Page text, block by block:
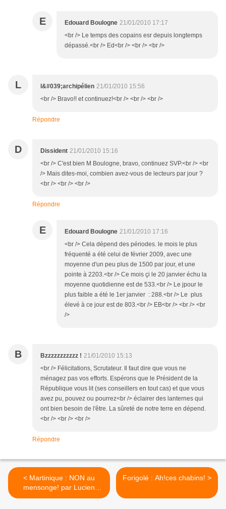
E Edouard Boulogne 21/01/2010 17:17
<br /> Le temps des copains esr depuis longtemps
dépassé.<br /> Ed<br /> <br /> <br />
L l&#039;archipélien 21/01/2010 15:56
<br /> Bravo!! et continuez!<br /> <br /> <br />
Répondre
D Dissident 21/01/2010 15:16
<br /> C'est bien M Boulogne, bravo, continuez SVP.<br /> <br
/> Mais dites-moi, combien avez-vous de lecteurs par jour ?
<br /> <br /> <br />
Répondre
E Edouard Boulogne 21/01/2010 17:16
<br /> Cela dépend des périodes. le mois le plus
fréquenté a été celui de février 2009, avec une
moyenne d'un peu plus de 1500 par jour, et une
pointe à 2203.<br /> Ce mois çi le 20 janvier échu la
moyenne quotidienne est de 533.<br /> Le jpour le
plus faible a été le 1er janvier : 288.<br /> Le plus
élevé à ce jour est de 803.<br /> EB<br /> <br /> <br
/>
B Bzzzzzzzzzzz ! 21/01/2010 15:13
<br /> Félicitations, Scrutateur. Il faut dire que vous ne
ménagez pas vos efforts. Espérons que le Président de la
République vous lit (ses conseillers en tout cas) et que vous
avez pu, pouvez ou pourrez<br /> éclairer des lanternes qui
ont bien besoin de l'être. La sûreté de notre terre en dépend.
<br /> <br /> <br />
Répondre
< Martinique : NON au
mensonge! par Lucien
Chambon-Laplace.
Forigolé : Ah!ces chabins! >